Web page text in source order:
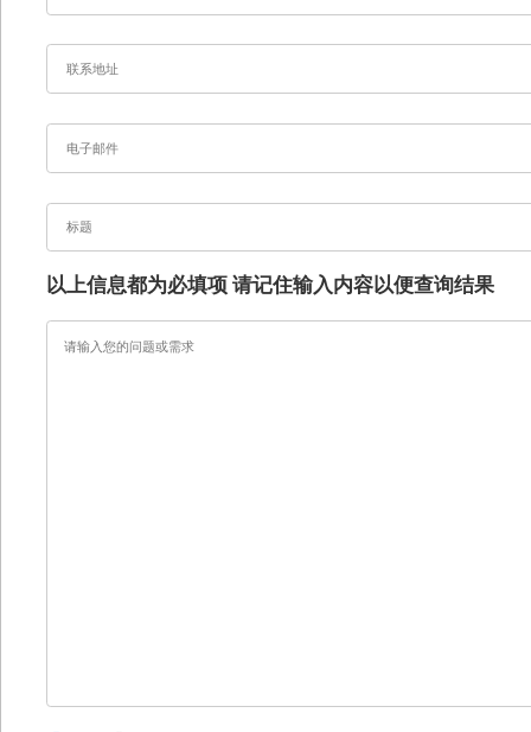
以上信息都为必填项 请记住输入内容以便查询结果